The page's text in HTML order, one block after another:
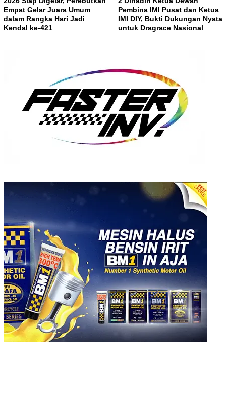
Empat Gelar Juara Umum
dalam Rangka Hari Jadi
Kendal ke-421
Pembina IMI Pusat dan Ketua
IMI DIY, Bukti Dukungan Nyata
untuk Dragrace Nasional